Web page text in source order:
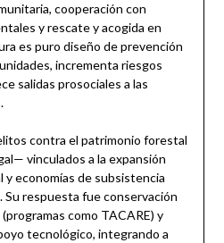
cooperación con
y rescate y acogida en
es puro diseño de prevención
incrementa riesgos
salidas prosociales a las
contra el patrimonio forestal
vinculados a la expansión
y economías de subsistencia
Su respuesta fue conservación
como TACARE) y
tecnológico, integrando a